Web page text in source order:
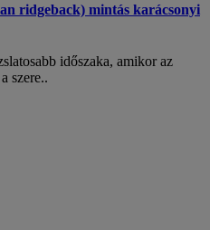
ridgeback) mintás karácsonyi
időszaka, amikor az
szere..